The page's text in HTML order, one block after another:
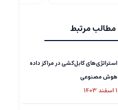
مطالب مرتبط
استراتژی‌های کابل‌کشی در مراکز داده
هوش مصنوعی
1 اسفند 1403